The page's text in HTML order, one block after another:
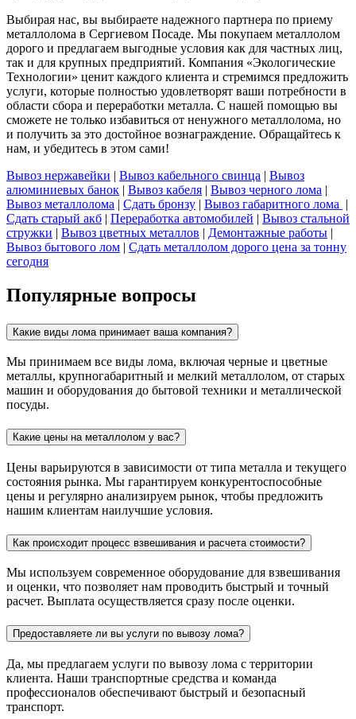
Выбирая нас, вы выбираете надежного партнера по приему
металлолома в Сергиевом Посаде. Мы покупаем металлолом
дорого и предлагаем выгодные условия как для частных лиц,
так и для крупных предприятий. Компания «Экологические
Технологии» ценит каждого клиента и стремимся предложить
услуги, которые полностью удовлетворят ваши потребности в
области сбора и переработки металла. С нашей помощью вы
сможете не только избавиться от ненужного металлолома, но
и получить за это достойное вознаграждение. Обращайтесь к
нам, и убедитесь в этом сами!
Вывоз нержавейки | Вывоз кабельного свинца | Вывоз
алюминиевых банок | Вывоз кабеля | Вывоз черного лома |
Вывоз металлолома | Сдать бронзу | Вывоз габаритного лома |
Сдать старый акб | Переработка автомобилей | Вывоз стальной
стружки | Вывоз цветных металлов | Демонтажные работы |
Вывоз бытового лом | Сдать металлолом дорого цена за тонну
сегодня
Популярные вопросы
Какие виды лома принимает ваша компания?
Мы принимаем все виды лома, включая черные и цветные
металлы, крупногабаритный и мелкий металлолом, от старых
машин и оборудования до бытовой техники и металлической
посуды.
Какие цены на металлолом у вас?
Цены варьируются в зависимости от типа металла и текущего
состояния рынка. Мы гарантируем конкурентоспособные
цены и регулярно анализируем рынок, чтобы предложить
нашим клиентам наилучшие условия.
Как происходит процесс взвешивания и расчета стоимости?
Мы используем современное оборудование для взвешивания
и оценки, что позволяет нам проводить быстрый и точный
расчет. Выплата осуществляется сразу после оценки.
Предоставляете ли вы услуги по вывозу лома?
Да, мы предлагаем услуги по вывозу лома с территории
клиента. Наши транспортные средства и команда
профессионалов обеспечивают быстрый и безопасный
транспорт.